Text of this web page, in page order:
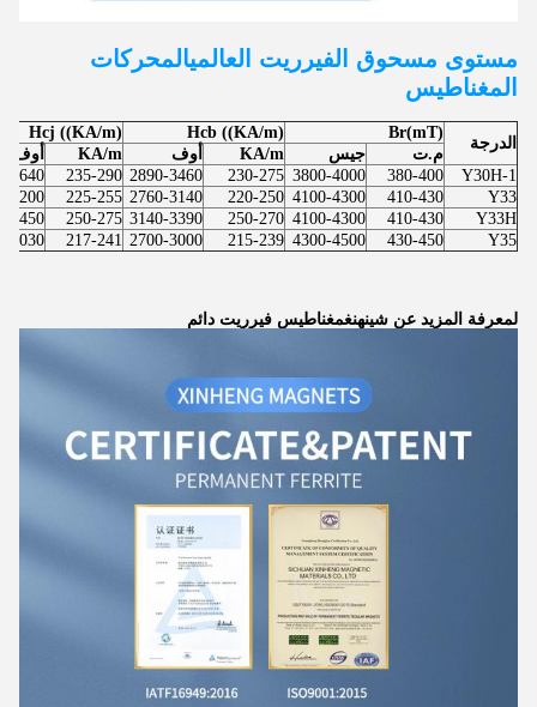
مستوى مسحوق الفيرريت العالميالمحركات
المغناطيس
الدرجة
Br(mT)
Hcb ((KA/m)
Hcj ((KA/m)
م.ت
جيس KA/m أوف KA/m
أوف
Y30H-1
380-400
3800-4000
230-275
2890-3460
235-290
3640
Y33
410-430
4100-4300
220-250
2760-3140
225-255
3200
Y33H
410-430
4100-4300
250-270
3140-3390
250-275
3450
Y35
430-450
4300-4500
215-239
2700-3000
217-241
3030
لمعرفة المزيد عن شينهنغمغناطيس فيرريت دائم